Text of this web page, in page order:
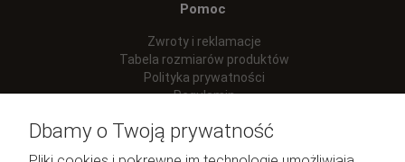
Pomoc
Zwroty i reklamacje
Tabela rozmiarów produktów
Polityka prywatności
Regulamin
Dbamy o Twoją prywatność